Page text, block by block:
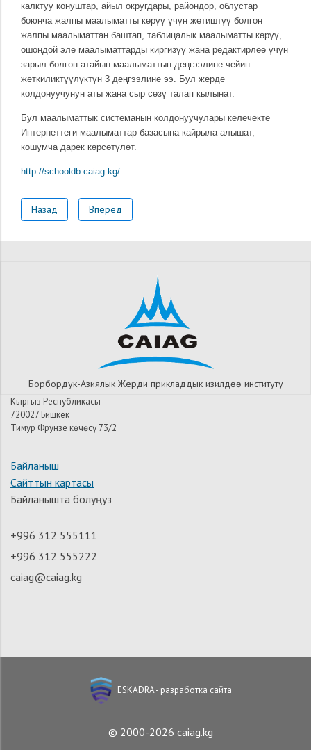
калктуу конуштар, айыл округдары, райондор, облустар
боюнча жалпы маалыматты көрүү үчүн жетиштүү болгон
жалпы маалыматтан баштап, таблицалык маалыматты көрүү,
ошондой эле маалыматтарды киргизүү жана редактирлөө үчүн
зарыл болгон атайын маалыматтын деңгээлине чейин
жеткиликтүүлүктүн 3 деңгээлине ээ. Бул жерде
колдонуучунун аты жана сыр сөзү талап кылынат.
Бул маалыматтык системанын колдонуучулары келечекте
Интернеттеги маалыматтар базасына кайрыла алышат,
кошумча дарек көрсөтүлөт.
http://schooldb.caiag.kg/
Назад Вперёд
Борбордук-Азиялык Жерди прикладдык изилдѳѳ институту
Кыргыз Республикасы
720027 Бишкек
Тимур Фрунзе көчөсү 73/2
Байланыш
Сайттын картасы
Байланышта болуңуз
+996 312 555111
+996 312 555222
caiag@caiag.kg
ESKADRA - разработка сайта
© 2000-2026 caiag.kg